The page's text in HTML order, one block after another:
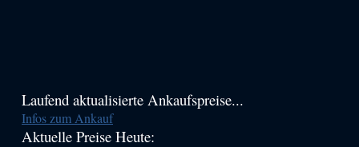
Haupt-
Sidebar
Laufend aktualisierte Ankaufspreise...
Infos zum Ankauf
Aktuelle Preise Heute: